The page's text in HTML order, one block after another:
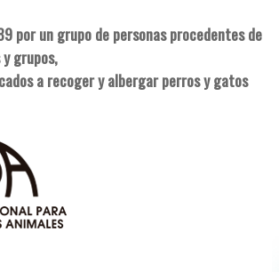
por un grupo de personas procedentes de
grupos,
a recoger y albergar perros y gatos